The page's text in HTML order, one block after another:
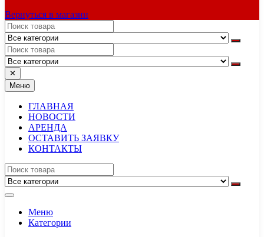
Вернуться в магазин
✕
Меню
ГЛАВНАЯ
НОВОСТИ
АРЕНДА
ОСТАВИТЬ ЗАЯВКУ
КОНТАКТЫ
Меню
Категории